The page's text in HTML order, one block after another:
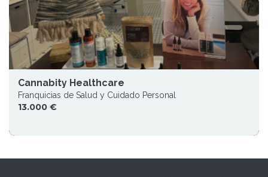
Cannabity Healthcare
Franquicias de Salud y Cuidado Personal
13.000 €